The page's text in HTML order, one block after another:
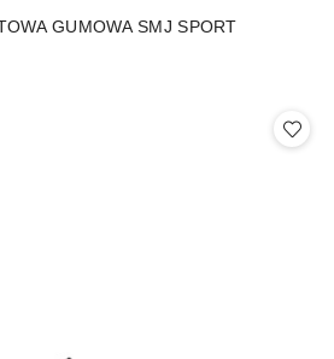
GUMOWA SMJ SPORT